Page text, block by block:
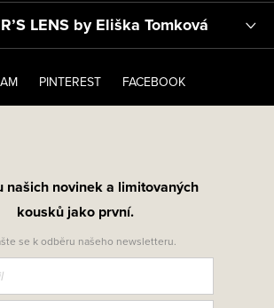
LENS by Eliška Tomková
PINTEREST FACEBOOK
našich novinek a limitovaných
kousků jako první.
se k odběru našeho newsletteru.